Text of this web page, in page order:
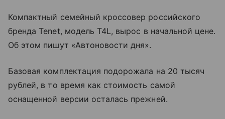
Компактный семейный кроссовер российского
бренда Tenet, модель T4L, вырос в начальной цене.
Об этом пишут «Автоновости дня».
Базовая комплектация подорожала на 20 тысяч
рублей, в то время как стоимость самой
оснащенной версии осталась прежней.